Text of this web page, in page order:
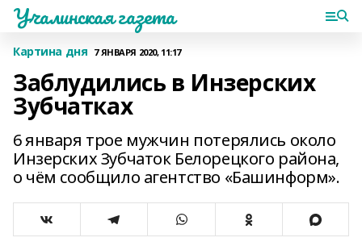
Учалинская газета
Картина дня 7 ЯНВАРЯ 2020, 11:17
Заблудились в Инзерских
Зубчатках
6 января трое мужчин потерялись около
Инзерских Зубчаток Белорецкого района,
о чём сообщило агентство «Башинформ».